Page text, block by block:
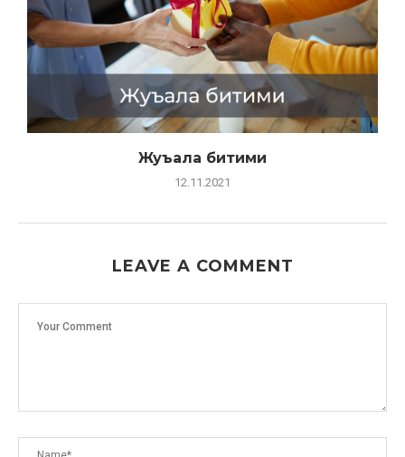
Жуъала битими
12.11.2021
LEAVE A COMMENT